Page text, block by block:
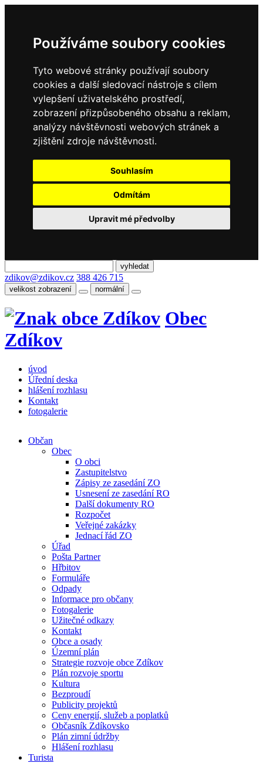
Používáme soubory cookies
Tyto webové stránky používají soubory
cookies a další sledovací nástroje s cílem
vylepšení uživatelského prostředí,
zobrazení přizpůsobeného obsahu a reklam,
analýzy návštěvnosti webových stránek a
zjištění zdroje návštěvnosti.
Souhlasím
Odmítám
Upravit mé předvolby
zdikov@zdikov.cz 388 426 715
velikost zobrazení normální
Obec
Zdíkov
úvod
Úřední deska
hlášení rozhlasu
Kontakt
fotogalerie
Občan
Obec
O obci
Zastupitelstvo
Zápisy ze zasedání ZO
Usnesení ze zasedání RO
Další dokumenty RO
Rozpočet
Veřejné zakázky
Jednací řád ZO
Úřad
Pošta Partner
Hřbitov
Formuláře
Odpady
Informace pro občany
Fotogalerie
Užitečné odkazy
Kontakt
Obce a osady
Územní plán
Strategie rozvoje obce Zdíkov
Plán rozvoje sportu
Kultura
Bezproudí
Publicity projektů
Ceny energií, služeb a poplatků
Občasník Zdíkovsko
Plán zimní údržby
Hlášení rozhlasu
Turista